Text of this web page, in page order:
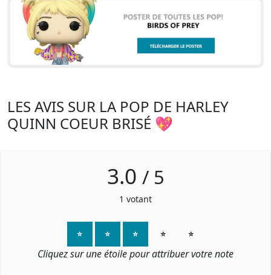
LES AVIS SUR LA POP DE HARLEY
QUINN COEUR BRISÉ 💖
3.0 / 5
1 votant
⭐ ⭐ ⭐ ⭐ ⭐
Cliquez sur une étoile pour attribuer votre note